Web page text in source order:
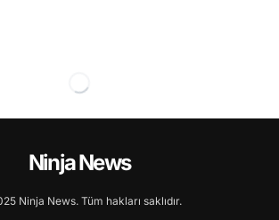
Ninja News
Ninja News. Tüm hakları saklıdır.